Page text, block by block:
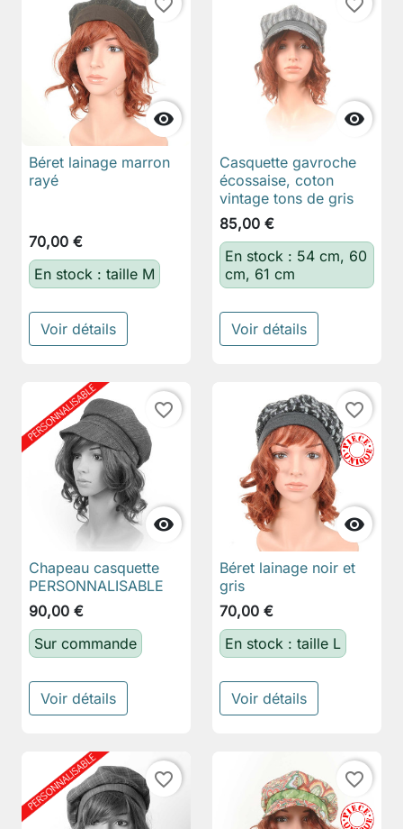

favorite_border
Béret lainage marron
rayé
70,00 €
En stock : taille M
Voir détails

favorite_border
Casquette gavroche
écossaise, coton
vintage tons de gris
85,00 €
En stock : 54 cm, 60
cm, 61 cm
Voir détails

favorite_border
Chapeau casquette
PERSONNALISABLE
90,00 €
Sur commande
Voir détails

favorite_border
Béret lainage noir et
gris
70,00 €
En stock : taille L
Voir détails
favorite_border favorite_border